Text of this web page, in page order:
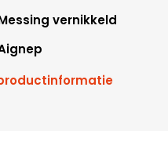
vernikkeld